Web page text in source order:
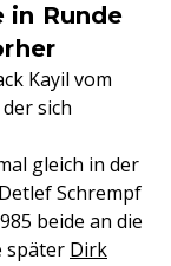
in Runde
Kayil vom
sich
gleich in der
Schrempf
beide an die
später Dirk